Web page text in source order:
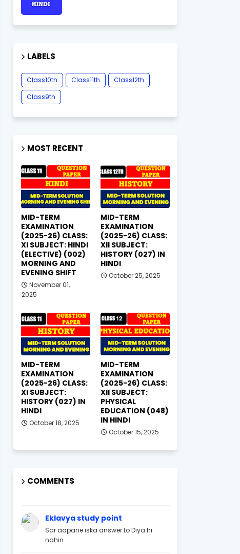
LABELS
Class10th Class11th
Class12th
Class9th
MOST RECENT
MID-TERM
EXAMINATION
(2025-26) CLASS:
XI SUBJECT: HINDI
(ELECTIVE) (002)
MORNING AND
EVENING SHIFT
November 01,
2025
MID-TERM
EXAMINATION
(2025-26) CLASS:
XII SUBJECT:
HISTORY (027) IN
HINDI
October 25, 2025
MID-TERM
EXAMINATION
(2025-26) CLASS:
XI SUBJECT:
HISTORY (027) IN
HINDI
October 18, 2025
MID-TERM
EXAMINATION
(2025-26) CLASS:
XII SUBJECT:
PHYSICAL
EDUCATION (048)
IN HINDI
October 15, 2025
COMMENTS
Eklavya study point
Sar aapane iska answer to Diya hi
nahin